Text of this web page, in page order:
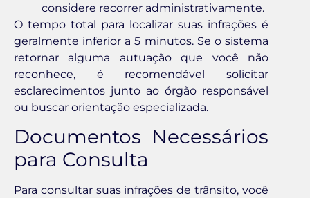
considere recorrer administrativamente.
O tempo total para localizar suas infrações é
geralmente inferior a 5 minutos. Se o sistema
retornar alguma autuação que você não
reconhece, é recomendável solicitar
esclarecimentos junto ao órgão responsável
ou buscar orientação especializada.
Documentos Necessários
para Consulta
Para consultar suas infrações de trânsito, você